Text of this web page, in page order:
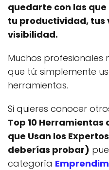
quedarte con las
tu productividad, tus
visibilidad.
Muchos profesionales
que tú: simplemente
herramientas.
Si quieres conocer
Top 10
que Usan los
deberías probar)
categoría